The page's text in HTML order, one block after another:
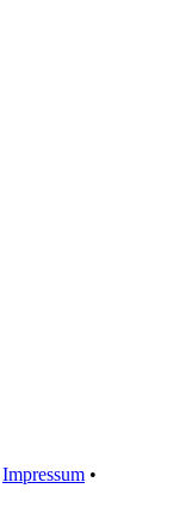
Impressum •